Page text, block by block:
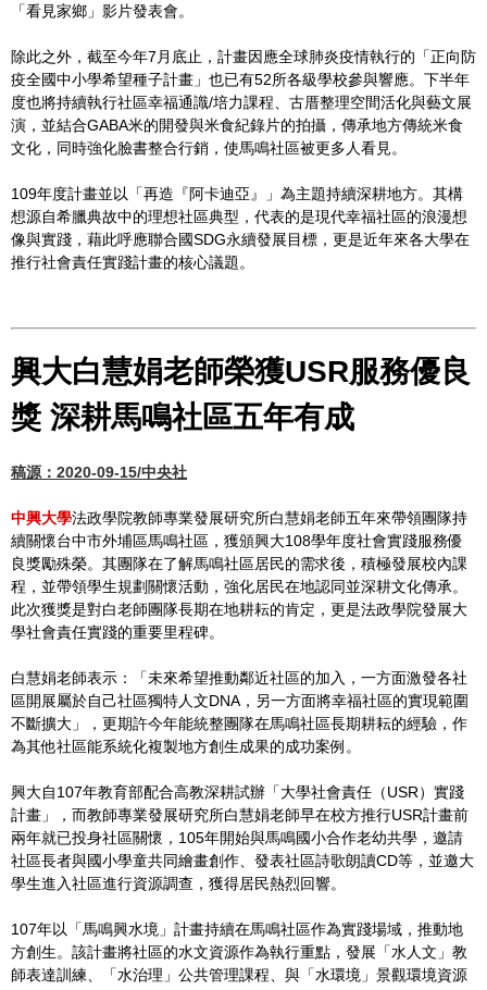
「看見家鄉」影片發表會。
除此之外，截至今年7月底止，計畫因應全球肺炎疫情執行的「正向防
疫全國中小學希望種子計畫」也已有52所各級學校參與響應。下半年
度也將持續執行社區幸福通識/培力課程、古厝整理空間活化與藝文展
演，並結合GABA米的開發與米食紀錄片的拍攝，傳承地方傳統米食
文化，同時強化臉書整合行銷，使馬鳴社區被更多人看見。
109年度計畫並以「再造『阿卡迪亞』」為主題持續深耕地方。其構
想源自希臘典故中的理想社區典型，代表的是現代幸福社區的浪漫想
像與實踐，藉此呼應聯合國SDG永續發展目標，更是近年來各大學在
推行社會責任實踐計畫的核心議題。
興大白慧娟老師榮獲USR服務優良
獎 深耕馬鳴社區五年有成
稿源：2020-09-15/中央社
中興大學法政學院教師專業發展研究所白慧娟老師五年來帶領團隊持
續關懷台中市外埔區馬鳴社區，獲頒興大108學年度社會實踐服務優
良獎勵殊榮。其團隊在了解馬鳴社區居民的需求後，積極發展校內課
程，並帶領學生規劃關懷活動，強化居民在地認同並深耕文化傳承。
此次獲獎是對白老師團隊長期在地耕耘的肯定，更是法政學院發展大
學社會責任實踐的重要里程碑。
白慧娟老師表示：「未來希望推動鄰近社區的加入，一方面激發各社
區開展屬於自己社區獨特人文DNA，另一方面將幸福社區的實現範圍
不斷擴大」，更期許今年能統整團隊在馬鳴社區長期耕耘的經驗，作
為其他社區能系統化複製地方創生成果的成功案例。
興大自107年教育部配合高教深耕試辦「大學社會責任（USR）實踐
計畫」，而教師專業發展研究所白慧娟老師早在校方推行USR計畫前
兩年就已投身社區關懷，105年開始與馬鳴國小合作老幼共學，邀請
社區長者與國小學童共同繪畫創作、發表社區詩歌朗讀CD等，並邀大
學生進入社區進行資源調查，獲得居民熱烈回響。
107年以「馬鳴興水境」計畫持續在馬鳴社區作為實踐場域，推動地
方創生。該計畫將社區的水文資源作為執行重點，發展「水人文」教
師表達訓練、「水治理」公共管理課程、與「水環境」景觀環境資源